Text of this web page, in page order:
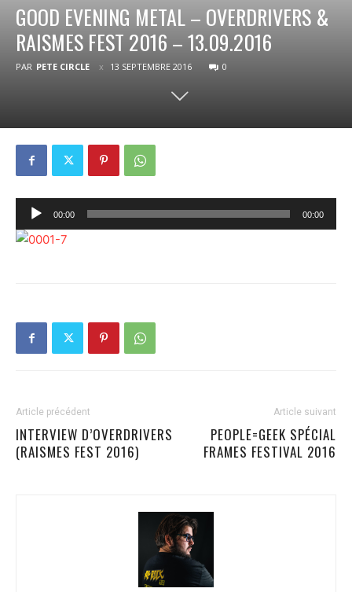
GOOD EVENING METAL – OVERDRIVERS &
RAISMES FEST 2016 – 13.09.2016
PAR PETE CIRCLE 13 SEPTEMBRE 2016 0
Lecteur
audio
00:00 00:00
Article précédent
INTERVIEW D’OVERDRIVERS
(RAISMES FEST 2016)
Article suivant
PEOPLE=GEEK SPÉCIAL
FRAMES FESTIVAL 2016